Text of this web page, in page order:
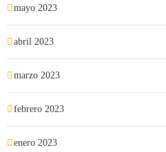
mayo 2023
abril 2023
marzo 2023
febrero 2023
enero 2023